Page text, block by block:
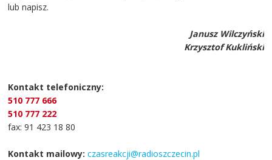
lub napisz.
Janusz Wilczyński
Krzysztof Kukliński
Kontakt telefoniczny:
510 777 666
510 777 222
fax: 91 423 18 80
Kontakt mailowy: czasreakcji@radioszczecin.pl